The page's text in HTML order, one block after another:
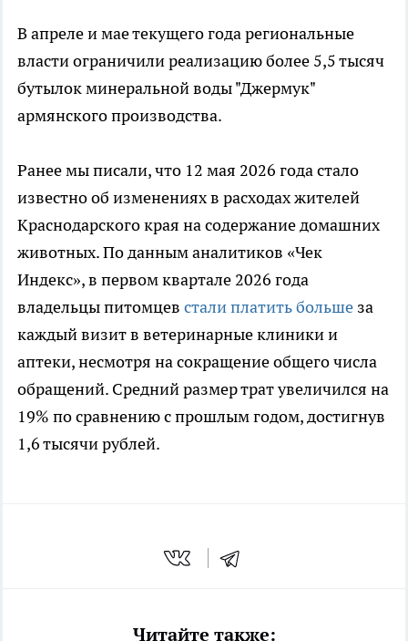
В апреле и мае текущего года региональные
власти ограничили реализацию более 5,5 тысяч
бутылок минеральной воды "Джермук"
армянского производства.
Ранее мы писали, что 12 мая 2026 года стало
известно об изменениях в расходах жителей
Краснодарского края на содержание домашних
животных. По данным аналитиков «Чек
Индекс», в первом квартале 2026 года
владельцы питомцев стали платить больше за
каждый визит в ветеринарные клиники и
аптеки, несмотря на сокращение общего числа
обращений. Средний размер трат увеличился на
19% по сравнению с прошлым годом, достигнув
1,6 тысячи рублей.
Читайте также: